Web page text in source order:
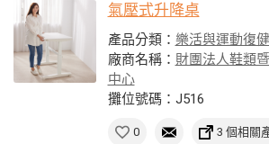
氣壓式升降桌
產品分類： 樂活與運動復健
廠商名稱： 財團法人鞋類
中心
攤位號碼：J516
0 3 個相關